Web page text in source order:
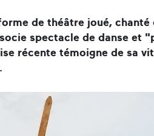
de théâtre joué,
spectacle de danse et
récente témoigne de sa